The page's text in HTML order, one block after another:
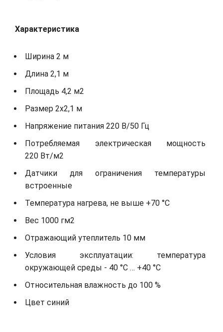
Характеристика
Ширина 2 м
Длина 2,1 м
Площадь 4,2 м2
Размер 2х2,1 м
Напряжение питания 220 В/50 Гц
Потребляемая электрическая мощность
220 Вт/м2
Датчики для ограничения температуры
встроенные
Температура нагрева, не выше +70 °С
Вес 1000 гм2
Отражающий утеплитель 10 мм
Условия эксплуатации: температура
окружающей среды - 40 °С … +40 °С
Относительная влажность до 100 %
Цвет синий